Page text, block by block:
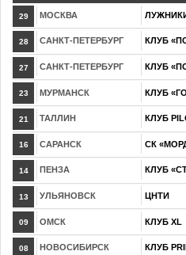
29 МОСКВА
28 САНКТ-ПЕТЕРБУРГ КЛУБ
27 САНКТ-ПЕТЕРБУРГ КЛУБ
23 МУРМАНСК КЛУБ
21 ТАЛЛИН КЛУБ
16 САРАНСК СК
14 ПЕНЗА КЛУБ
13 УЛЬЯНОВСК ЦНТИ
09 ОМСК КЛУБ XL
08 НОВОСИБИРСК КЛУБ